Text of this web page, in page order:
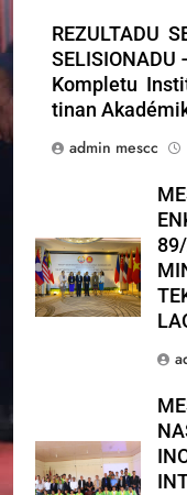
REZULTADU
SELISIONADU
Kompletu
tinan
admin mescc